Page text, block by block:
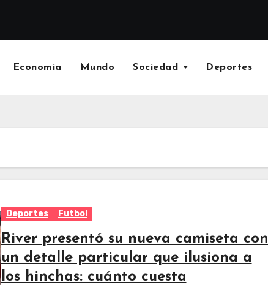
Economia Mundo Sociedad Deportes
Deportes Futbol
River presentó su nueva camiseta con
un detalle particular que ilusiona a
los hinchas: cuánto cuesta